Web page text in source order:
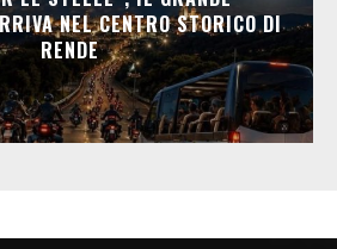
NEL CENTRO STORICO DI
RENDE